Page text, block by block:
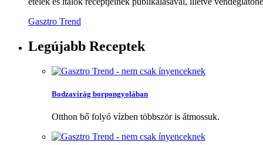
Gasztro Trend
Legújabb Receptek
Bodzavirág borpongyolában
Otthon bő folyó vízben többször is átmossuk.